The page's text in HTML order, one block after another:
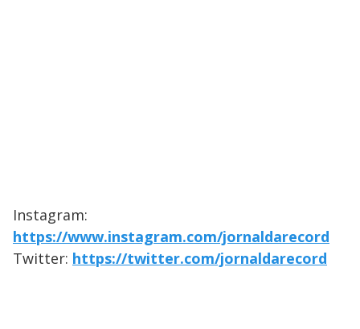
Instagram:
https://www.instagram.com/jornaldarecord
Twitter: https://twitter.com/jornaldarecord